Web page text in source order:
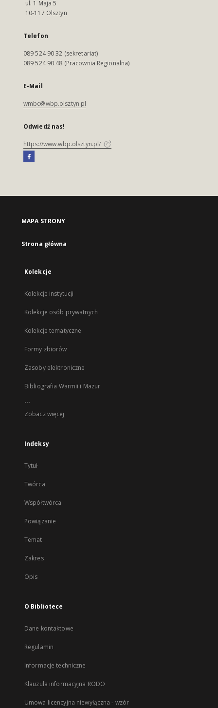
ul. 1 Maja 5
10-117 Olsztyn
Telefon
089 524 90 32 (sekretariat)
089 524 90 48 (Pracownia Regionalna)
E-Mail
wmbc@wbp.olsztyn.pl
Odwiedź nas!
https://www.wbp.olsztyn.pl/
MAPA STRONY
Strona główna
Kolekcje
Kolekcje instytucji
Kolekcje osób prywatnych
Kolekcje tematyczne
Formy zbiorów
Zasoby elektroniczne
Bibliografia Warmii i Mazur
...
Zobacz więcej
Indeksy
Tytuł
Twórca
Współtwórca
Powiązanie
Temat
Zakres
Opis
O Bibliotece
Dane kontaktowe
Regulamin
Informacje techniczne
Klauzula informacyjna RODO
Umowa licencyjna niewyłączna - wzór